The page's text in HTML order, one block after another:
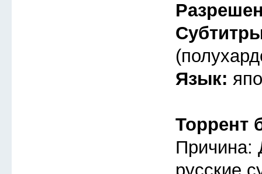
Язык:
Торрент
Причина: